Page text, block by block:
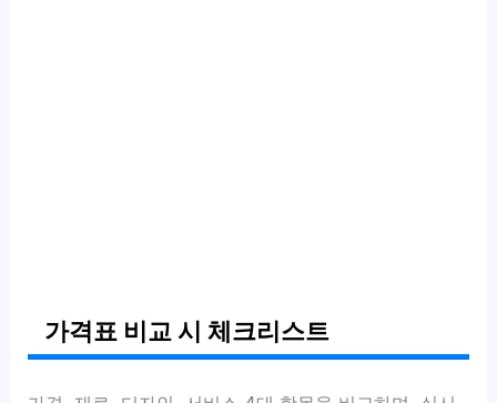
가격표 비교 시 체크리스트